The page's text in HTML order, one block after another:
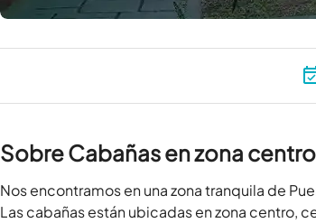
Sobre Cabañas en zona
Nos encontramos en una zona tranquila de
Las cabañas están ubicadas en zona centro,